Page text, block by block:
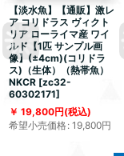
【淡水魚】【通販】激レ
ア コリドラス ヴィクト
リア ローライマ産 ワイ
ルド【1匹 サンプル画
像】(±4cm)(コリドラ
ス)（生体）（熱帯魚）
NKCR [zc32-
60302171]
19,800円(税込)
希望小売価格: 19,800円